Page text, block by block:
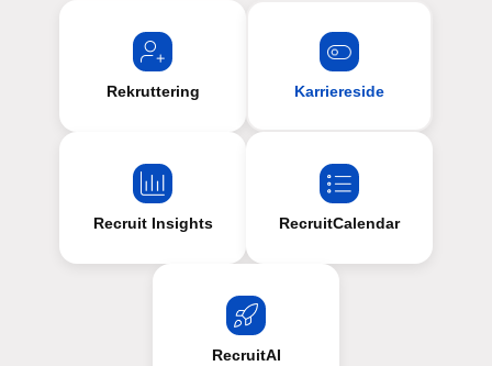
Rekruttering Karriereside
Recruit Insights RecruitCalendar
RecruitAI